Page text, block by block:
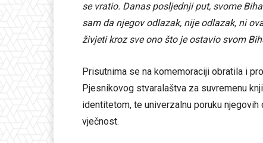
se vratio. Danas posljednji put, svome
sam da njegov odlazak, nije odlazak, ni
živjeti kroz sve ono što je ostavio svom
Prisutnima se na komemoraciji obratila i
Pjesnikovog stvaralaštva za suvremenu
identitetom, te univerzalnu poruku
vječnost.